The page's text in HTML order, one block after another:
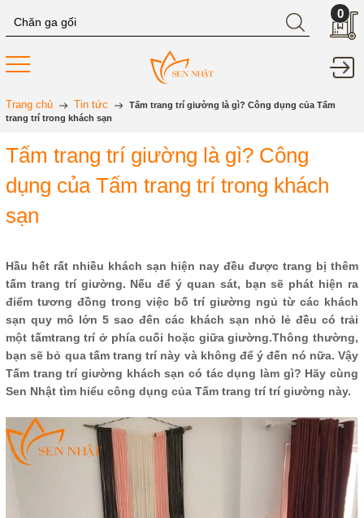
0
Trang chủ Tin tức
Tấm trang trí giường là gì? Công dụng của Tấm
trang trí trong khách sạn
Tấm trang trí giường là gì? Công
dụng của Tấm trang trí trong khách
sạn
Hầu hết rất nhiều khách sạn hiện nay đều được trang bị thêm
tấm trang trí giường. Nếu để ý quan sát, bạn sẽ phát hiện ra
điểm tương đồng trong việc bố trí giường ngủ từ các khách
sạn quy mô lớn 5 sao đến các khách sạn nhỏ lẻ đều có trải
một tấmtrang trí ở phía cuối hoặc giữa giường.Thông thường,
bạn sẽ bỏ qua tấm trang trí này và không để ý đến nó nữa. Vậy
Tấm trang trí giường khách sạn có tác dụng làm gì? Hãy cùng
Sen Nhật tìm hiểu công dụng của Tấm trang trí trí giường này.